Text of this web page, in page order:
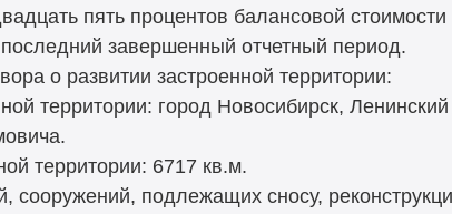
пять процентов балансовой
последний завершенный отчетный период.
о развитии застроенной территории:
территории: город Новосибирск,
территории: 6717 кв.м.
сооружений, подлежащих сносу,